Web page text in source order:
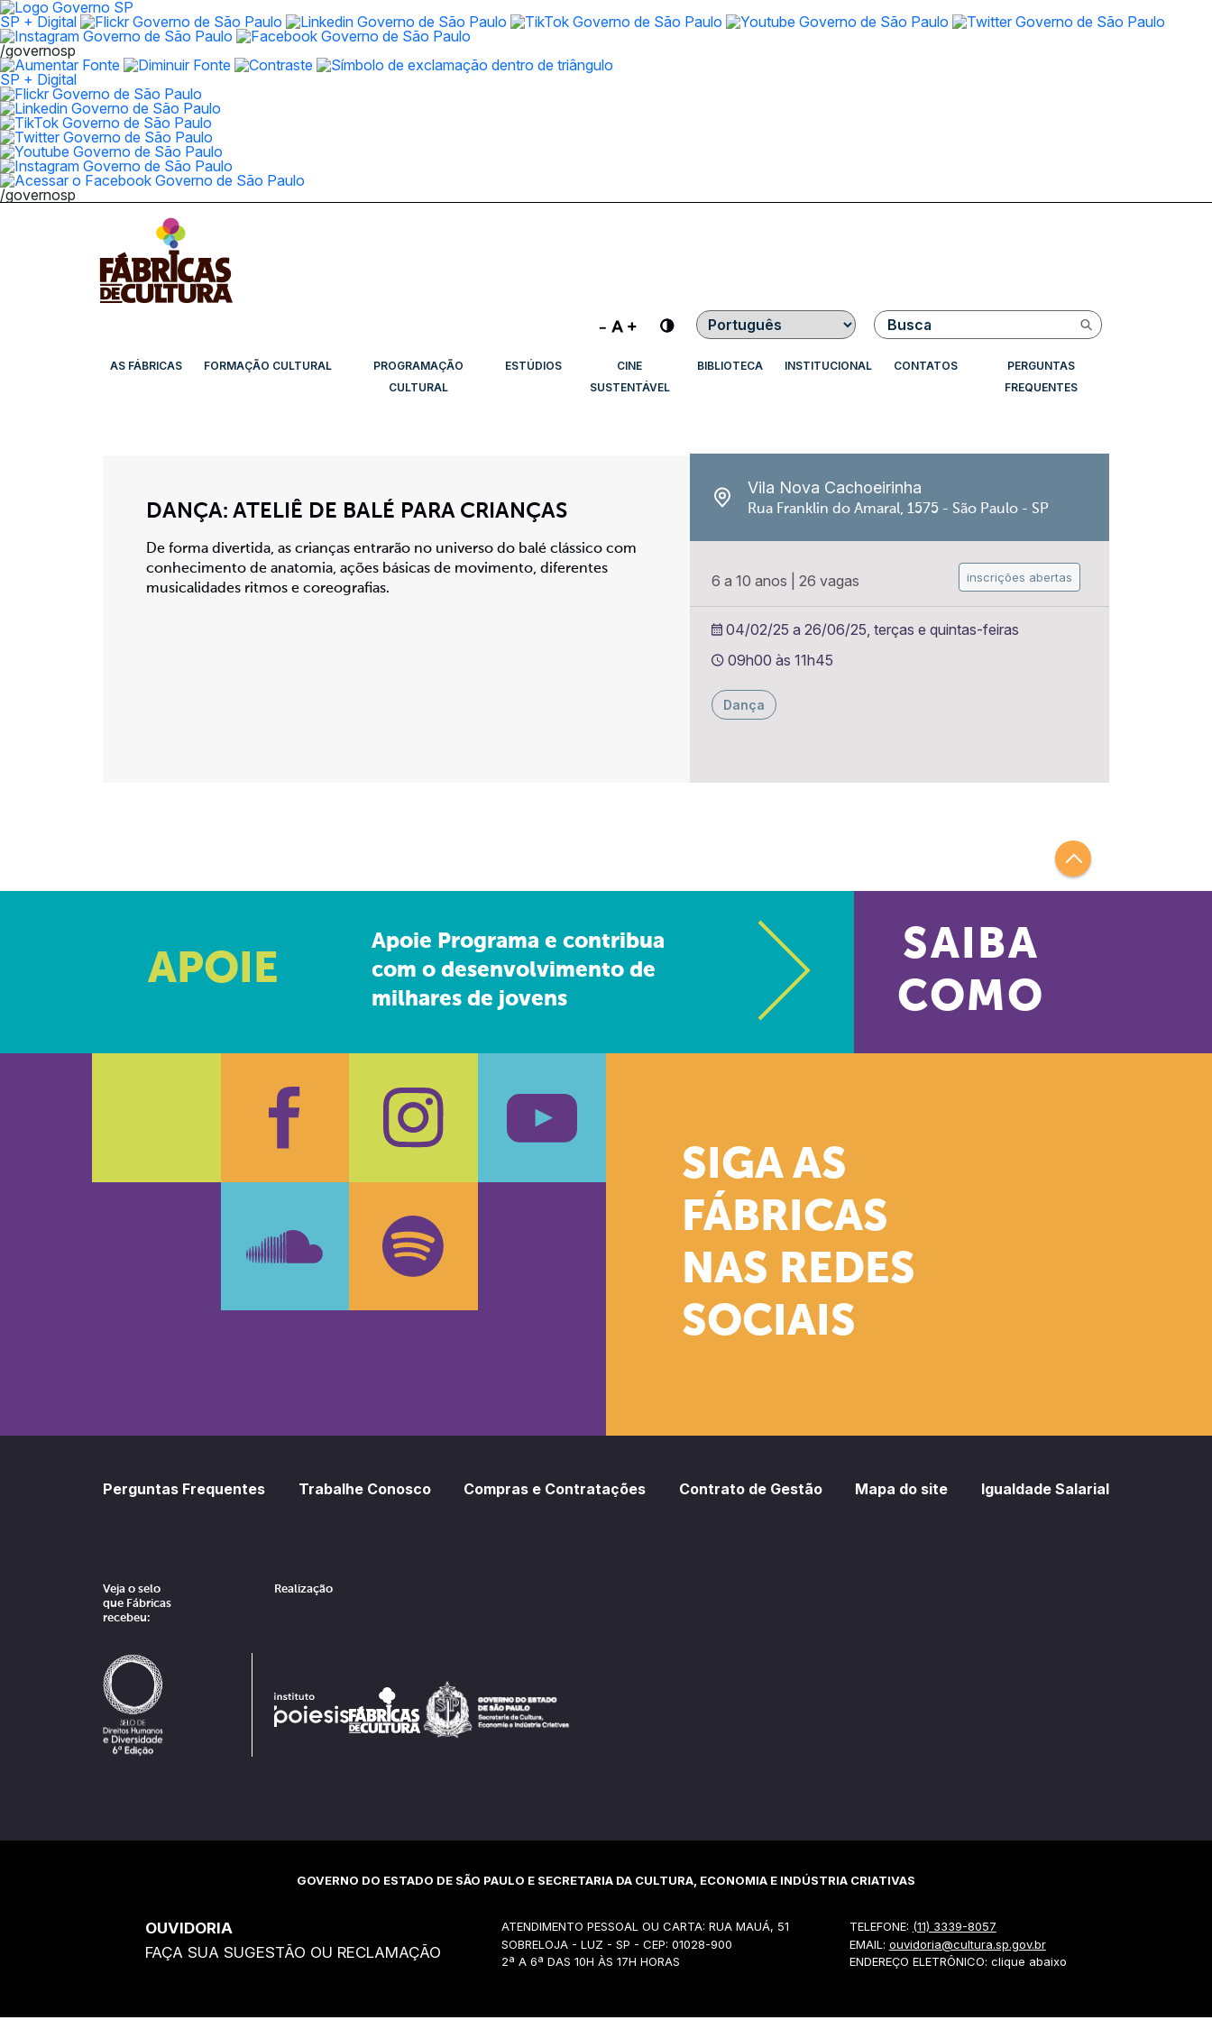
SP + Digital
/governosp
SP + Digital
/governosp
Contraste Buscar
AS FÁBRICAS FORMAÇÃO CULTURAL
PROGRAMAÇÃO
CULTURAL
ESTÚDIOS
CINE
SUSTENTÁVEL
BIBLIOTECA INSTITUCIONAL CONTATOS
PERGUNTAS
FREQUENTES
DANÇA: ATELIÊ DE BALÉ PARA CRIANÇAS
De forma divertida, as crianças entrarão no universo do balé clássico com
conhecimento de anatomia, ações básicas de movimento, diferentes
musicalidades ritmos e coreografias.
Vila Nova Cachoeirinha
Rua Franklin do Amaral, 1575 - São Paulo - SP
6 a 10 anos 26 vagas inscrições abertas
04/02/25 a 26/06/25, terças e quintas-feiras
09h00 às 11h45
Dança
APOIE
Apoie Programa e contribua
com o desenvolvimento de
milhares de jovens
SAIBA
COMO
SIGA AS
FÁBRICAS
NAS REDES
SOCIAIS
FacebookInstagram
Perguntas Frequentes Trabalhe Conosco Compras e Contratações Contrato de Gestão Mapa do site Igualdade Salarial
Veja o selo
que Fábricas
recebeu:
Realização
GOVERNO DO ESTADO DE SÃO PAULO E SECRETARIA DA CULTURA, ECONOMIA E INDÚSTRIA CRIATIVAS
OUVIDORIA
FAÇA SUA SUGESTÃO OU RECLAMAÇÃO
ATENDIMENTO PESSOAL OU CARTA: RUA MAUÁ, 51
SOBRELOJA - LUZ - SP - CEP: 01028-900
2ª A 6ª DAS 10H ÀS 17H HORAS
TELEFONE: (11) 3339-8057
EMAIL: ouvidoria@cultura.sp.gov.br
ENDEREÇO ELETRÔNICO: clique abaixo